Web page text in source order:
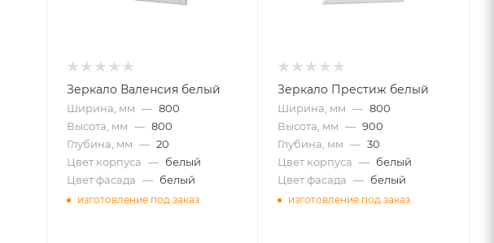
Зеркало Валенсия белый
Ширина, мм — 800
Высота, мм — 800
Глубина, мм — 20
Цвет корпуса — белый
Цвет фасада — белый
изготовление под заказ
Зеркало Престиж белый
Ширина, мм — 800
Высота, мм — 900
Глубина, мм — 30
Цвет корпуса — белый
Цвет фасада — белый
изготовление под заказ